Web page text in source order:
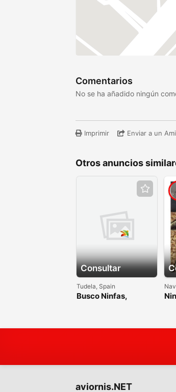
Comentarios
No se ha añadido ningún
Imprimir Enviar a un
Otros anuncios
Consultar
Tudela, Spain
Busco Ninfas,
aviornis.NET